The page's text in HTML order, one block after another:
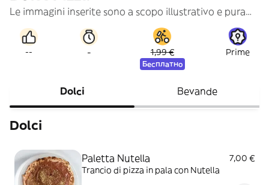
Le immagini inserite sono a scopo illustrativo e puramente indicativo
-- - 1,99 €
Бесплатно
Prime
Dolci Bevande
Dolci
Paletta Nutella
7,00 €
Trancio di pizza in pala con Nutella